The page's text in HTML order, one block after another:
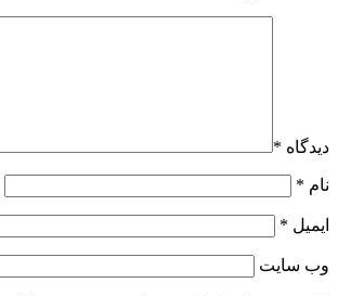
دیدگاه *
نام *
ایمیل *
وب‌ سایت